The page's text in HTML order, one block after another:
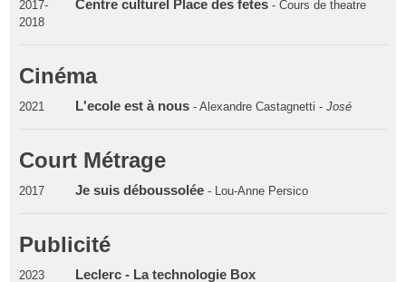
2017-
2018
Centre culturel Place des fetes- Cours de theatre
Cinéma
2021 L'ecole est à nous- Alexandre Castagnetti - José
Court Métrage
2017 Je suis déboussolée- Lou-Anne Persico
Publicité
2023 Leclerc - La technologie Box